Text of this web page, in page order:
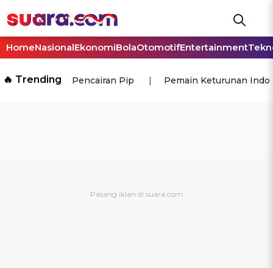
HomeNasionalEkonomiBolaOtomotifEntertainment
🔥 Trending Pencairan Pip Pemain Keturunan